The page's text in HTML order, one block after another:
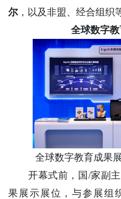
尔，以及非盟、经合组织
全球数字
全球数字教育成果
开幕式前，国/家副主
果展示展位，与参展组